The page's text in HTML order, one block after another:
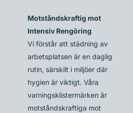
Motståndskraftig mot
Intensiv Rengöring
Vi förstår att städning av
arbetsplatsen är en daglig
rutin, särskilt i miljöer där
hygien är viktigt. Våra
varningsklistermärken är
motståndskraftiga mot